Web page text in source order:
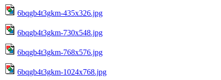
6bqgb4t3gkm-435x326.jpg
6bqgb4t3gkm-730x548.jpg
6bqgb4t3gkm-768x576.jpg
6bqgb4t3gkm-1024x768.jpg